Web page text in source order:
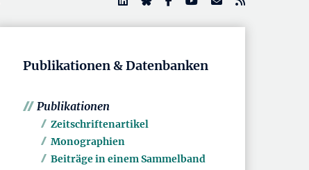
Publikationen & Datenbanken
Publikationen
Zeitschriftenartikel
Monographien
Beiträge in einem Sammelband